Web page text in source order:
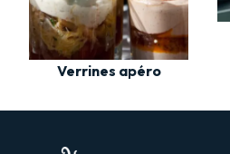
Verrines apéro